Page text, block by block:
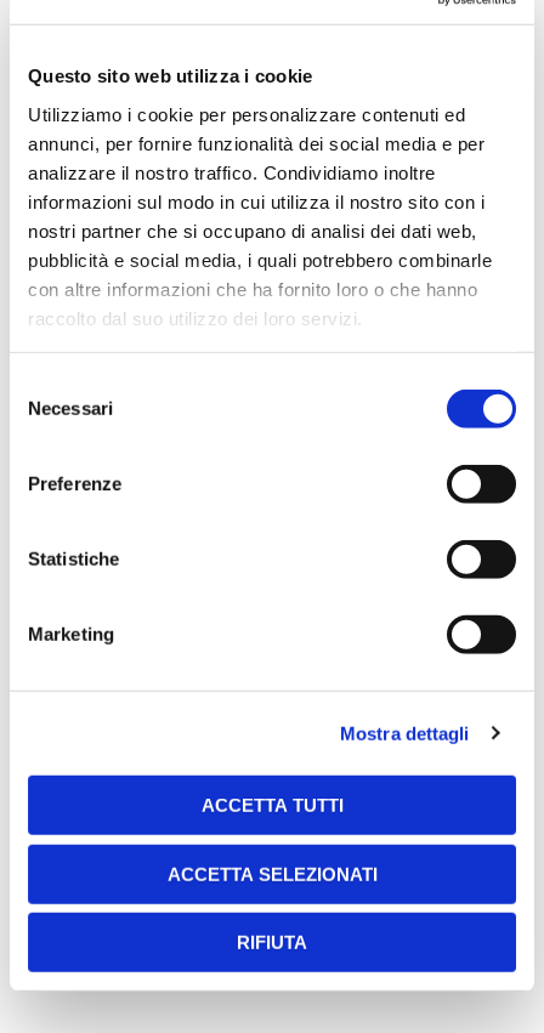
Questo sito web utilizza i cookie
Utilizziamo i cookie per personalizzare contenuti ed
annunci, per fornire funzionalità dei social media e per
analizzare il nostro traffico. Condividiamo inoltre
informazioni sul modo in cui utilizza il nostro sito con i
nostri partner che si occupano di analisi dei dati web,
pubblicità e social media, i quali potrebbero combinarle
con altre informazioni che ha fornito loro o che hanno
raccolto dal suo utilizzo dei loro servizi.
delNecessari
Preferenze
Statistiche
Marketing
Mostra dettagli
ACCETTA TUTTI
ACCETTA SELEZIONATI
RIFIUTA